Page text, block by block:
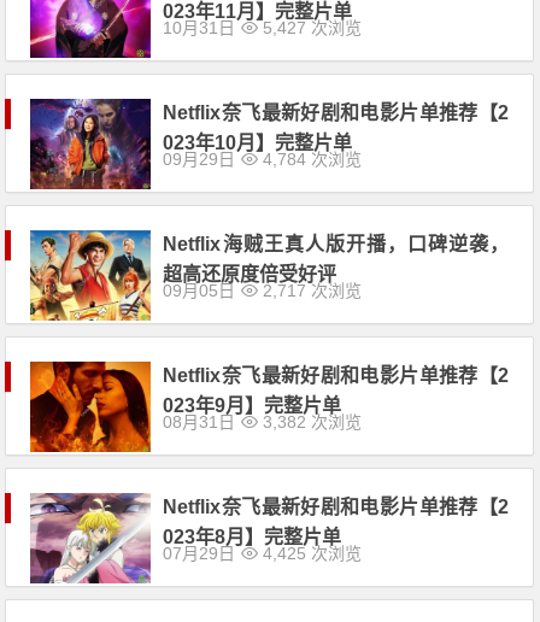
023年11月】完整片单
10月31日 5,427 次浏览
Netflix奈飞最新好剧和电影片单推荐【2
023年10月】完整片单
09月29日 4,784 次浏览
Netflix海贼王真人版开播，口碑逆袭，
超高还原度倍受好评
09月05日 2,717 次浏览
Netflix奈飞最新好剧和电影片单推荐【2
023年9月】完整片单
08月31日 3,382 次浏览
Netflix奈飞最新好剧和电影片单推荐【2
023年8月】完整片单
07月29日 4,425 次浏览